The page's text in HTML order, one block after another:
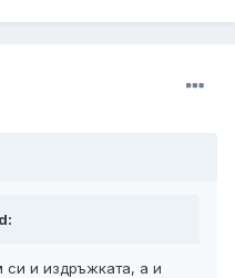
и издръжката, а и